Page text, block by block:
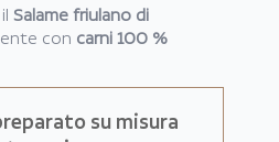
Salame friulano di
con carni 100 %
su misura